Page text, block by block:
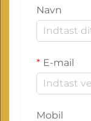
Navn
E-mail
Mobil